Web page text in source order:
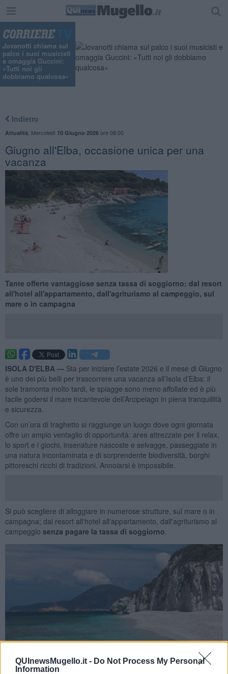
QUInewsMugello.it - Do Not Process My Personal
Information
Jovanotti chiama sul
palco i suoi musicisti
e omaggia Guccini:
«Tutti noi gli
dobbiamo qualcosa»
Indietro
Attualità Mercoledì 10 Giugno 2026ore 08:00
Giugno all'Elba, occasione unica per una
vacanza
Tante offerte vantaggiose senza tassa di soggiorno: dal resort
all'hotel all'appartamento, dall'agriturismo al campeggio, sul
mare o in campagna
ISOLA D'ELBA — Sta per iniziare l’estate 2026 e il mese di Giugno
è uno dei più belli per trascorrere una vacanza all’Isola d’Elba: il
sole tramonta molto tardi, le spiagge sono meno affollate ed è più
facile godersi il mare incantevole dell’Arcipelago in piena tranquillità
e sicurezza.
Con un’ora di traghetto si raggiunge un luogo dove ogni giornata
offre un ampio ventaglio di opportunità: aree attrezzate per il relax,
lo sport e i giochi, insenature nascoste e selvagge, passeggiate in
una natura incontaminata e di sorprendente biodiversità, borghi
pittoreschi ricchi di tradizioni. Annoiarsi è impossibile.
Si può scegliere di alloggiare in numerose strutture, sul mare o in
campagna; dal resort all'hotel all'appartamento, dall'agriturismo al
campeggio senza pagare la tassa di soggiorno